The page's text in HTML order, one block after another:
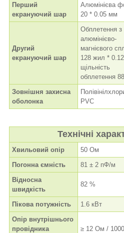
Перший
екрануючий шар
Алюмінієва
20 * 0.05 мм
Другий
екрануючий шар
Обплетення з
алюмінієво-
магнієвого
128 жил *
щільність
обплетення
Зовнішня захисна
оболонка
PVC
Технічні
Хвильовий опір
50 Ом
Погонна ємність
81 ± 2 пФ/м
Відносна
швидкість
82 %
Пікова потужність
1.6 кВт
Опір внутрішнього
провідника
≥ 12 Ом /